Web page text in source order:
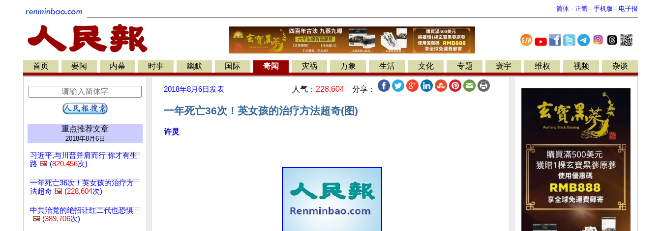
简体 - 正體 - 手机版 - 电子报
首页 要闻 内幕 时事 幽默 国际 奇闻 灾祸 万象 生活 文化 专题 寰宇 维权 视频 杂谈
重点推荐文章
2018年8月6日
习近平,与川普并肩而行 你才有生
路 🖼️ (820,456次)
一年死亡36次！英女孩的治疗方
法超奇 🖼️ (228,604次)
中共治党的绝招让红二代也恐惧
🖼️ (389,706次)
2018年8月6日 发表 人气： 228,604 分享：
一年死亡36次！英女孩的治疗方法超奇(图)
许灵